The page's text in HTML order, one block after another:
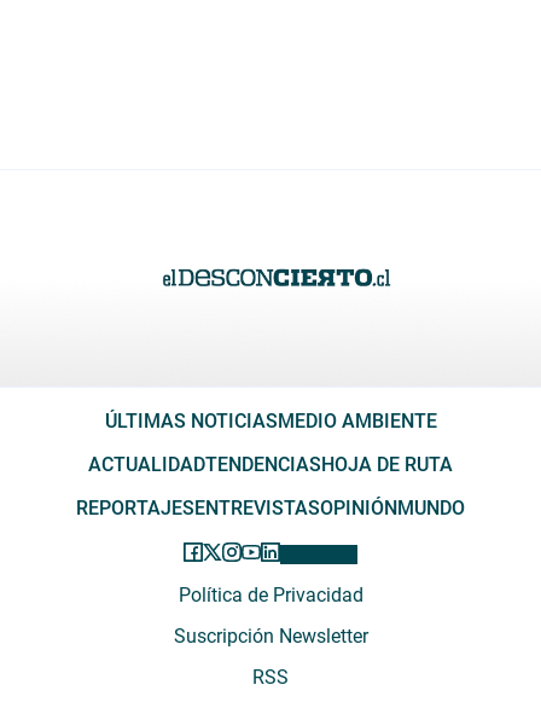
ÚLTIMAS NOTICIASMEDIO AMBIENTE
ACTUALIDADTENDENCIASHOJA DE RUTA
REPORTAJESENTREVISTASOPINIÓNMUNDO
Política de Privacidad
Suscripción Newsletter
RSS